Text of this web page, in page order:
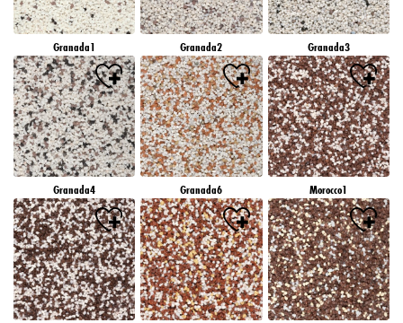
Granada1 Granada2 Granada3
Granada4 Granada6 Morocco1